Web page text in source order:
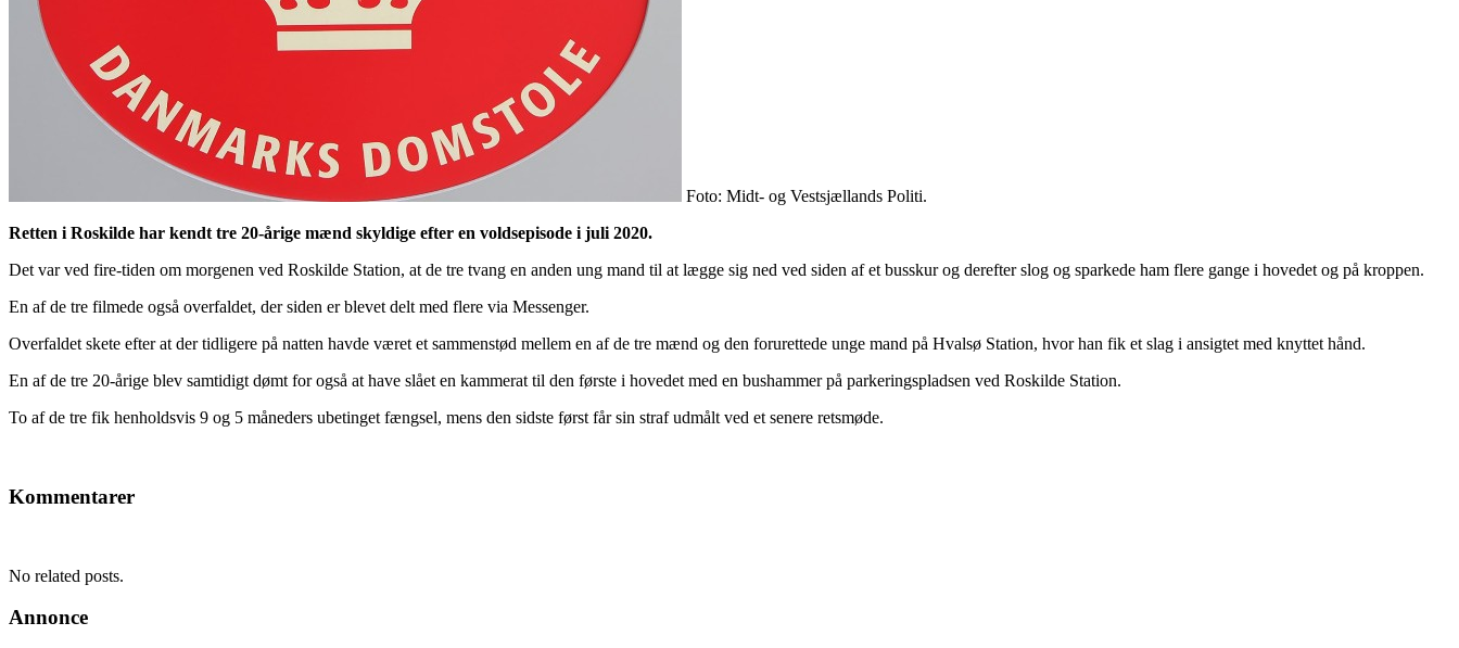
Foto: Midt- og Vestsjællands Politi.
Retten i Roskilde har kendt tre 20-årige mænd skyldige efter en voldsepisode i juli 2020.
Det var ved fire-tiden om morgenen ved Roskilde Station, at de tre tvang en anden ung mand til at lægge sig ned ved siden af et busskur og derefter slog og sparkede ham flere gange i hovedet og på kroppen.
En af de tre filmede også overfaldet, der siden er blevet delt med flere via Messenger.
Overfaldet skete efter at der tidligere på natten havde været et sammenstød mellem en af de tre mænd og den forurettede unge mand på Hvalsø Station, hvor han fik et slag i ansigtet med knyttet hånd.
En af de tre 20-årige blev samtidigt dømt for også at have slået en kammerat til den første i hovedet med en bushammer på parkeringspladsen ved Roskilde Station.
To af de tre fik henholdsvis 9 og 5 måneders ubetinget fængsel, mens den sidste først får sin straf udmålt ved et senere retsmøde.
Kommentarer
No related posts.
Annonce